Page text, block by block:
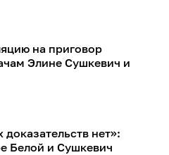
на приговор
Элине Сушкевич и
нет»:
Белой и Сушкевич